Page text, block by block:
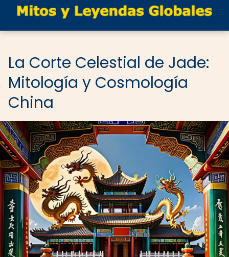
La Corte Celestial de Jade:
Mitología y Cosmología
China